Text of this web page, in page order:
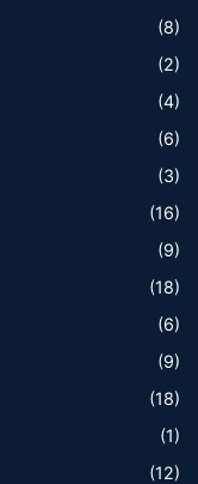
(8)
(2)
(4)
(6)
(3)
(16)
(9)
(18)
(6)
(9)
(18)
(1)
(12)